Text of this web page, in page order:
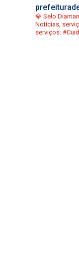
💎 Selo
Notícias,
serviços: